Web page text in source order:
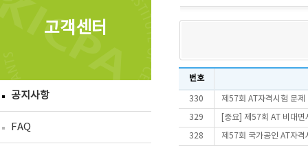
고객센터
공지사항
FAQ
번호
330 제57회 AT자격시험 문
329 [중요] 제57회 AT 비대
328 제57회 국가공인 AT자격